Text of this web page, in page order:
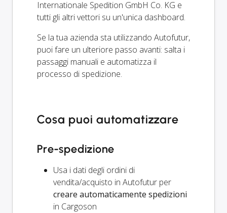
Internationale Spedition GmbH Co. KG e
tutti gli altri vettori su un'unica dashboard.
Se la tua azienda sta utilizzando Autofutur,
puoi fare un ulteriore passo avanti: salta i
passaggi manuali e automatizza il
processo di spedizione.
Cosa puoi automatizzare
Pre-spedizione
Usa i dati degli ordini di
vendita/acquisto in Autofutur per
creare automaticamente spedizioni
in Cargoson